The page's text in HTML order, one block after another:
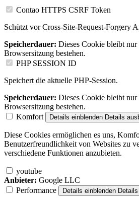
Contao HTTPS CSRF Token
Schützt vor Cross-Site-Request-Forgery
Speicherdauer: Dieses Cookie bleibt
Browsersitzung bestehen.
PHP SESSION ID
Speichert die aktuelle PHP-Session.
Speicherdauer: Dieses Cookie bleibt
Browsersitzung bestehen.
Komfort
Details einblenden Details
Diese Cookies ermöglichen es uns,
Benutzerfreundlichkeit von Websites zu
verschiedene Funktionen anzubieten.
youtube
Anbieter: Google LLC
Performance
Details einblenden